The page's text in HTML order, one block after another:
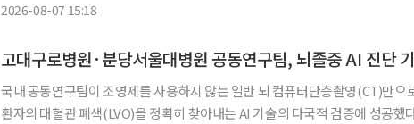
2026-08-07 15:18
국내 공동연구팀이 조영제를 사용하지 않는 일반 뇌 컴퓨터단층촬영(CT)만으
환자의 대혈관 폐색(LVO)을 정확히 찾아내는 AI 기술의 다국적 검증에 성공했다. 공동연구